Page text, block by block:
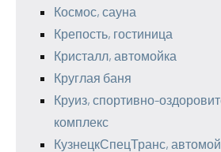
Космос, сауна
Крепость, гостиница
Кристалл, автомойка
Круглая баня
Круиз, спортивно-
комплекс
КузнецкСпецТранс,